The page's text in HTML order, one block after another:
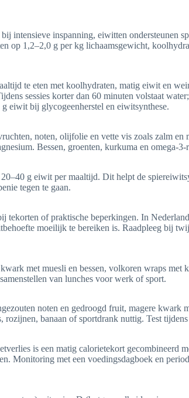
inspanning, eiwitten ondersteunen
op 1,2–2,0 g per kg lichaamsgewicht,
te eten met koolhydraten, matig eiwit en
sessies korter dan 60 minuten volstaat
eiwit bij glycogeenherstel en eiwitsynthese.
noten, olijfolie en vette vis zoals zalm
Bessen, groenten, kurkuma en omega-
g eiwit per maaltijd. Dit helpt de
tegen te gaan.
of praktische beperkingen. In
moeilijk te bereiken is. Raadpleeg bij
met muesli en bessen, volkoren wraps
van lunches voor werk of sport.
noten en gedroogd fruit, magere
banaan of sportdrank nuttig. Test
is een matig calorietekort
Monitoring met een voedingsdagboek en